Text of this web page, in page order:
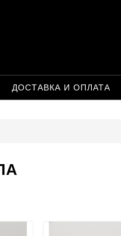
ДОСТАВКА И ОПЛАТА